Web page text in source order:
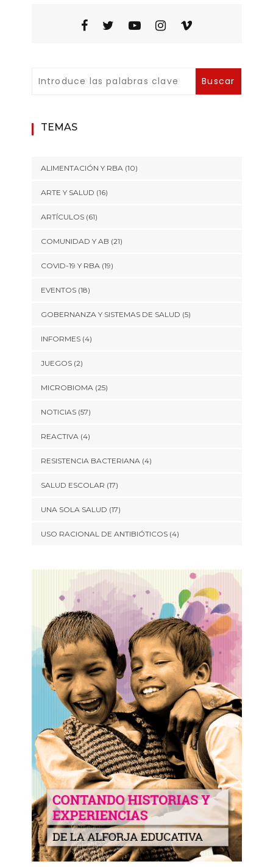
TEMAS
ALIMENTACIÓN Y RBA (10)
ARTE Y SALUD (16)
ARTÍCULOS(61)
COMUNIDAD Y AB (21)
COVID-19 Y RBA (19)
EVENTOS(18)
GOBERNANZA Y SISTEMAS DE SALUD (5)
INFORMES(4)
JUEGOS(2)
MICROBIOMA (25)
NOTICIAS(57)
REACTIVA (4)
RESISTENCIA BACTERIANA (4)
SALUD ESCOLAR (17)
UNA SOLA SALUD (17)
USO RACIONAL DE ANTIBIÓTICOS(4)